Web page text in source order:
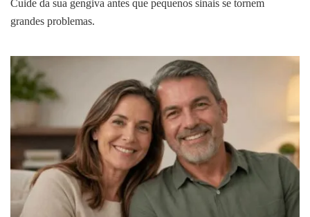
Cuide da sua gengiva antes que pequenos sinais se tornem
grandes problemas.